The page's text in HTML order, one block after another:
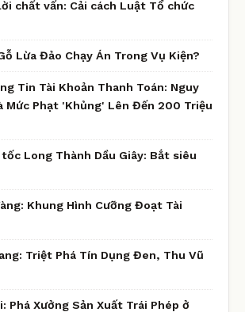
chất vấn: Cải cách Luật Tổ chức
Lừa Đảo Chạy Án Trong Vụ Kiện?
Tin Tài Khoản Thanh Toán: Nguy
Mức Phạt 'Khủng' Lên Đến 200 Triệu
Long Thành Dầu Giây: Bắt siêu
Khung Hình Cưỡng Đoạt Tài
Triệt Phá Tín Dụng Đen, Thu Vũ
Phá Xưởng Sản Xuất Trái Phép ở